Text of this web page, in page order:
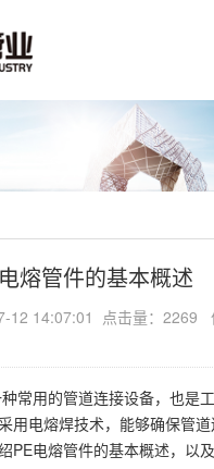
熔管件的基本概述
12 14:07:01 点击量：2269
常用的管道连接设备，也是
用电熔焊技术，能够确保管
PE电熔管件的基本概述，以